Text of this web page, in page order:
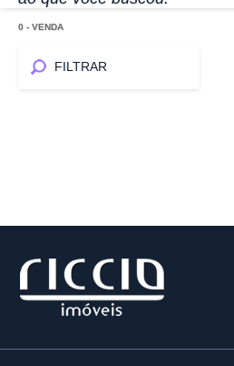
0 - VENDA
FILTRAR